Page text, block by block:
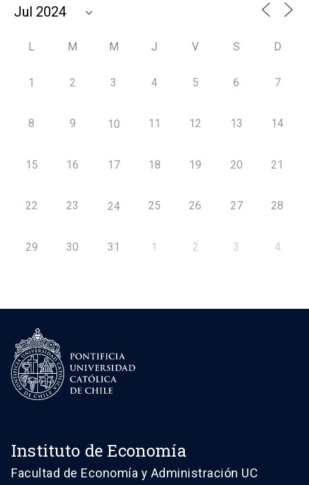
L M M J V S D
1 2 3 4 5 6 7
8 9 10 11 12 13 14
15 16 17 18 19 20 21
22 23 24 25 26 27 28
29 30 31 1 2 3 4
Instituto de Economía
Facultad de Economía y Administración UC